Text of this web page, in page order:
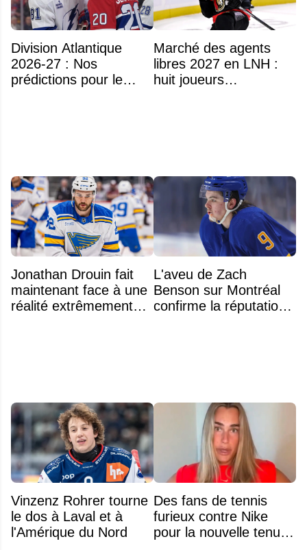
Division Atlantique
2026-27 : Nos
prédictions pour le
Marché des agents
libres 2027 en LNH :
huit joueurs
Jonathan Drouin fait
maintenant face à une
réalité extrêmement
L'aveu de Zach
Benson sur Montréal
confirme la réputation
Vinzenz Rohrer tourne
le dos à Laval et à
l'Amérique du Nord
Des fans de tennis
furieux contre Nike
pour la nouvelle tenue